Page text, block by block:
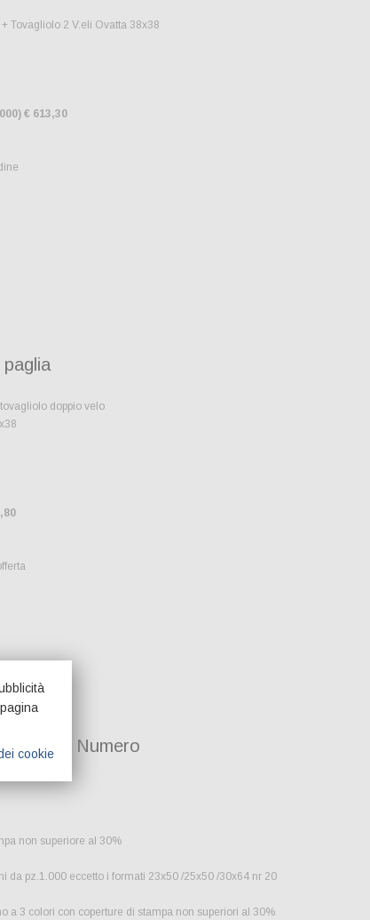
Tovagliolo 2 V.eli Ovatta 38x38
€ 613,30
doppio velo
a Numero
non superiore al 30%
da pz.1.000 eccetto i formati 23x50 /25x50 /30x64 nr 20
a 3 colori con coperture di stampa non superiori al 30%
cookie